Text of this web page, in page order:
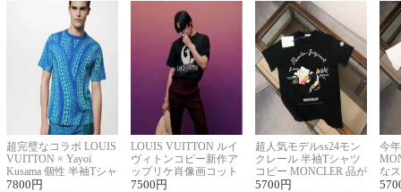
超完璧なコラボ LOUIS
VUITTON × Yayoi
Kusama 個性 半袖Tシャ
ツコピー男女兼用
7800 円
LOUIS VUITTON ルイ
ヴィトンコピー新作ア
ップリケ肖像画コット
ンニット半袖Tシャツ
7500 円
超人気モデルss24モン
クレール 半袖Tシャツ
コピー MONCLER 品が
良く見た目
5700 円
今
な
ル